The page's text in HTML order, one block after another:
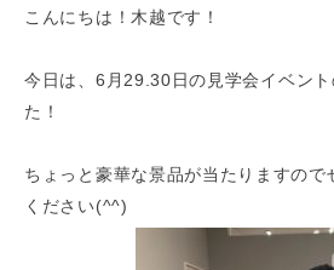
こんにちは！木越です！
今日は、6月29.30日の見学会イベン
た！
ちょっと豪華な景品が当たりますので
ください(^^)